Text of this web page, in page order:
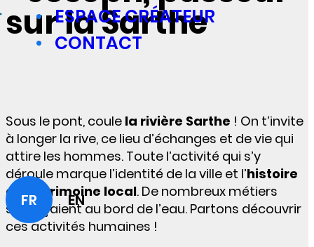
ESPACE CRÉATEUR
CONTACT
FR EN
sur la Sarthe
Sous le pont, coule la rivière Sarthe ! On t’invite
à longer la rive, ce lieu d’échanges et de vie qui
attire les hommes. Toute l’activité qui s’y
déroule marque l’identité de la ville et l’histoire
du patrimoine local. De nombreux métiers
s’exerçaient au bord de l’eau. Partons découvrir
ces activités humaines !